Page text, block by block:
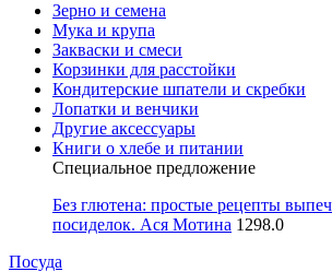
Зерно и семена
Мука и крупа
Закваски и смеси
Корзинки для расстойки
Кондитерские шпатели и скребки
Лопатки и венчики
Другие аксессуары
Книги о хлебе и питании
Специальное предложение
Без глютена: простые рецепты
посиделок. Ася Мотина 1298.0
Посуда